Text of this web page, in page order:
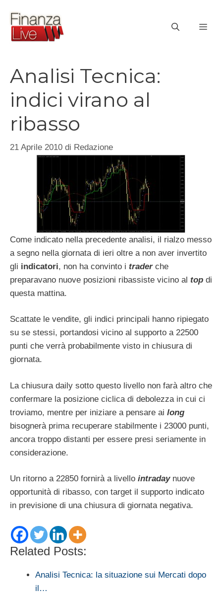
contenuto
Analisi Tecnica:
indici virano al
ribasso
21 Aprile 2010 di Redazione
Come indicato nella precedente analisi, il rialzo messo
a segno nella giornata di ieri oltre a non aver invertito
gli indicatori, non ha convinto i trader che
preparavano nuove posizioni ribassiste vicino al top di
questa mattina.
Scattate le vendite, gli indici principali hanno ripiegato
su se stessi, portandosi vicino al supporto a 22500
punti che verrà probabilmente visto in chiusura di
giornata.
La chiusura daily sotto questo livello non farà altro che
confermare la posizione ciclica di debolezza in cui ci
troviamo, mentre per iniziare a pensare ai long
bisognerà prima recuperare stabilmente i 23000 punti,
ancora troppo distanti per essere presi seriamente in
considerazione.
Un ritorno a 22850 fornirà a livello intraday nuove
opportunità di ribasso, con target il supporto indicato
in previsione di una chiusura di giornata negativa.
Related Posts:
Analisi Tecnica: la situazione sui Mercati dopo
il…